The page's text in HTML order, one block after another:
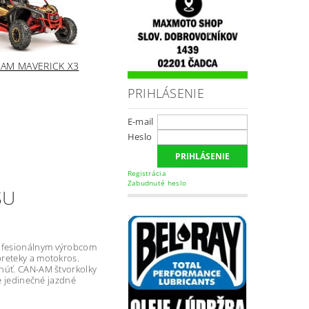
MAVERICK X3
výrobcom
a motokros.
CAN-AM štvorkolky
jedinečné jazdné
PRIHLÁSENIE
E-mail
Heslo
Registrácia
Zabudnuté heslo